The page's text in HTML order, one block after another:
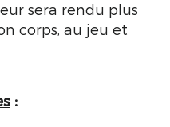
sera rendu plus
corps, au jeu et
: